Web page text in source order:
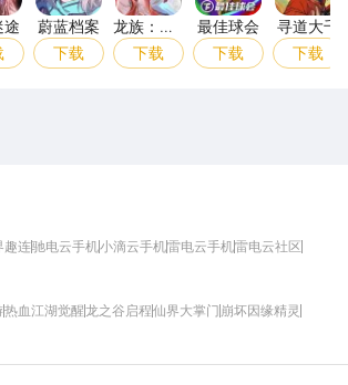
途
蔚蓝档案
下载
龙族：卡
塞尔之门
下载
最佳球会
下载
寻道大千
下载
趣连驰电云手机小滴云手机雷电云手机雷电云社区
热血江湖觉醒龙之谷启程仙界大掌门 崩坏因缘精灵